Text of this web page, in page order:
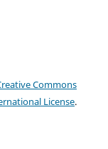
Commons
License.